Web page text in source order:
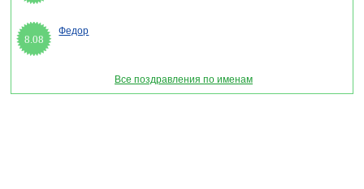
8.08
Федор
Все поздравления по именам